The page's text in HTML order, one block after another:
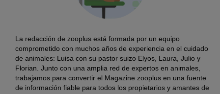
La redacción de zooplus está formada por un equipo
comprometido con muchos años de experiencia en el cuidado
de animales: Luisa con su pastor suizo Elyos, Laura, Julio y
Florian. Junto con una amplia red de expertos en animales,
trabajamos para convertir el Magazine zooplus en una fuente
de información fiable para todos los propietarios y amantes de